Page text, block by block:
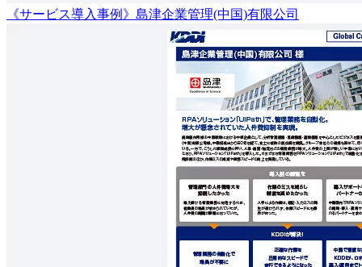
《サービス導入事例》島津企業管理(中国)有限公司